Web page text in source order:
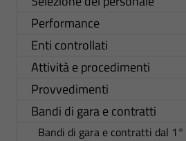
Performance
Enti controllati
Attività e procedimenti
Provvedimenti
Bandi di gara e contratti
Bandi di gara e contratti dal